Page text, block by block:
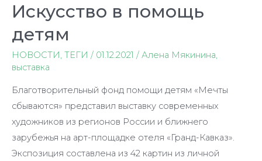
Искусство в помощь
детям
НОВОСТИ , ТЕГИ / 01.12.2021 / Алена Мякинина,
выставка
Благотворительный фонд помощи детям «Мечты
сбываются» представил выставку современных
художников из регионов России и ближнего
зарубежья на арт-площадке отеля «Гранд-Кавказ».
Экспозиция составлена из 42 картин из личной